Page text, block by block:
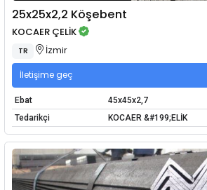
25x25x2,2 Köşebent
KOCAER ÇELİK
TR İzmir
İletişime geç
Ebat
45x45x2,7
Tedarikçi
KOCAER &#199;ELİK